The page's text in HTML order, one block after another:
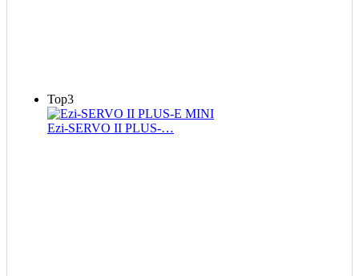
Top3
Ezi-SERVO II PLUS-…